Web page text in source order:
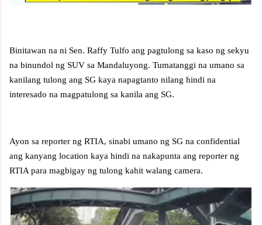
Binitawan na ni Sen. Raffy Tulfo ang pagtulong sa kaso ng sekyu
na binundol ng SUV sa Mandaluyong. Tumatanggi na umano sa
kanilang tulong ang SG kaya napagtanto nilang hindi na
interesado na magpatulong sa kanila ang SG.
Ayon sa reporter ng RTIA, sinabi umano ng SG na confidential
ang kanyang location kaya hindi na nakapunta ang reporter ng
RTIA para magbigay ng tulong kahit walang camera.